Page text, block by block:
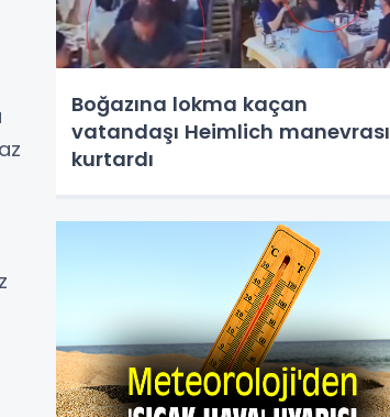
Boğazına lokma kaçan
vatandaşı Heimlich manevrası
kurtardı